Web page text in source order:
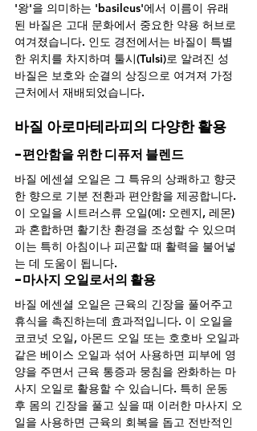
'왕'을 의미하는 'basileus'에서 이름이 유래
된 바질은 고대 문화에서 중요한 약용 허브로
여겨졌습니다. 인도 경전에서는 바질이 특별
한 위치를 차지하며 툴시(Tulsi)로 알려진 성
바질은 보호와 순결의 상징으로 여겨져 가정
근처에서 재배되었습니다.
바질 아로마테라피의 다양한 활용
-편안함을 위한 디퓨저 블렌드
바질 에센셜 오일은 그 특유의 상쾌하고 향긋
한 향으로 기분 전환과 편안함을 제공합니다.
이 오일을 시트러스류 오일(예: 오렌지, 레몬)
과 혼합하면 활기찬 환경을 조성할 수 있으며
이는 특히 아침이나 피곤할 때 활력을 불어넣
는 데 도움이 됩니다.
-마사지 오일로서의 활용
바질 에센셜 오일은 근육의 긴장을 풀어주고
휴식을 촉진하는데 효과적입니다. 이 오일을
코코넛 오일, 아몬드 오일 또는 호호바 오일과
같은 베이스 오일과 섞어 사용하면 피부에 영
양을 주면서 근육 통증과 뭉침을 완화하는 마
사지 오일로 활용할 수 있습니다. 특히 운동
후 몸의 긴장을 풀고 싶을 때 이러한 마사지 오
일을 사용하면 근육의 회복을 돕고 전반적인